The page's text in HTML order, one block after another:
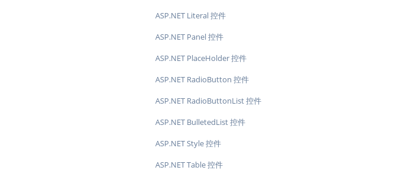
ASP.NET Literal 控件
ASP.NET Panel 控件
ASP.NET PlaceHolder 控件
ASP.NET RadioButton 控件
ASP.NET RadioButtonList 控件
ASP.NET BulletedList 控件
ASP.NET Style 控件
ASP.NET Table 控件